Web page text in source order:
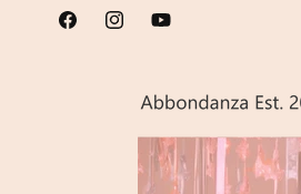
FacebookInstagramYouTube